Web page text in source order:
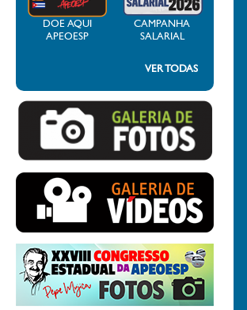
DOE AQUI
APEOESP
CAMPANHA
SALARIAL
VER TODAS